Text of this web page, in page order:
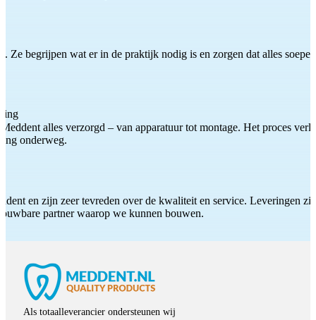
Ze begrijpen wat er in de praktijk nodig is en zorgen dat alles
alles verzorgd – van apparatuur tot montage. Het proces
onderweg.
en zijn zeer tevreden over de kwaliteit en service. Leveringen
partner waarop we kunnen bouwen.
Als totaalleverancier ondersteunen wij